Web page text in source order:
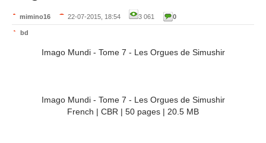
mimino16 22-07-2015, 18:54 3 061 0
bd
Imago Mundi - Tome 7 - Les Orgues de Simushir
Imago Mundi - Tome 7 - Les Orgues de Simushir
French | CBR | 50 pages | 20.5 MB